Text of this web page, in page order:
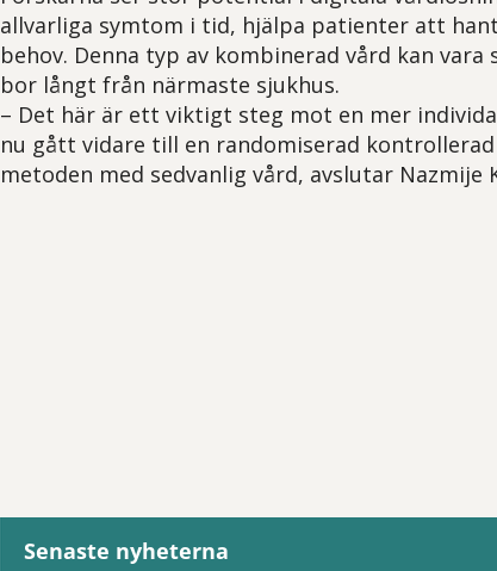
allvarliga symtom i tid, hjälpa patienter att
behov. Denna typ av kombinerad vård kan
bor långt från närmaste sjukhus.
– Det här är ett viktigt steg mot en mer
nu gått vidare till en randomiserad
metoden med sedvanlig vård, avslutar Nazmije
Senaste nyheterna